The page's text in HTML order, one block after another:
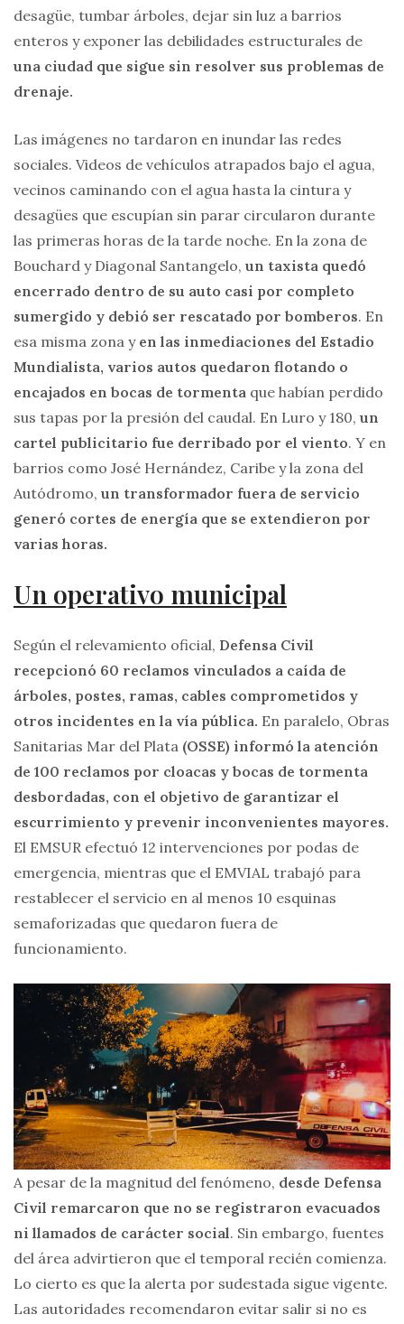
desagüe, tumbar árboles, dejar sin luz a barrios
enteros y exponer las debilidades estructurales de
una ciudad que sigue sin resolver sus problemas de
drenaje.
Las imágenes no tardaron en inundar las redes
sociales. Videos de vehículos atrapados bajo el agua,
vecinos caminando con el agua hasta la cintura y
desagües que escupían sin parar circularon durante
las primeras horas de la tarde noche. En la zona de
Bouchard y Diagonal Santangelo, un taxista quedó
encerrado dentro de su auto casi por completo
sumergido y debió ser rescatado por bomberos. En
esa misma zona y en las inmediaciones del Estadio
Mundialista, varios autos quedaron flotando o
encajados en bocas de tormenta que habían perdido
sus tapas por la presión del caudal. En Luro y 180, un
cartel publicitario fue derribado por el viento. Y en
barrios como José Hernández, Caribe y la zona del
Autódromo, un transformador fuera de servicio
generó cortes de energía que se extendieron por
varias horas.
Un operativo municipal
Según el relevamiento oficial, Defensa Civil
recepcionó 60 reclamos vinculados a caída de
árboles, postes, ramas, cables comprometidos y
otros incidentes en la vía pública. En paralelo, Obras
Sanitarias Mar del Plata (OSSE) informó la atención
de 100 reclamos por cloacas y bocas de tormenta
desbordadas, con el objetivo de garantizar el
escurrimiento y prevenir inconvenientes mayores.
El EMSUR efectuó 12 intervenciones por podas de
emergencia, mientras que el EMVIAL trabajó para
restablecer el servicio en al menos 10 esquinas
semaforizadas que quedaron fuera de
funcionamiento.
A pesar de la magnitud del fenómeno, desde Defensa
Civil remarcaron que no se registraron evacuados
ni llamados de carácter social. Sin embargo, fuentes
del área advirtieron que el temporal recién comienza.
Lo cierto es que la alerta por sudestada sigue vigente.
Las autoridades recomendaron evitar salir si no es